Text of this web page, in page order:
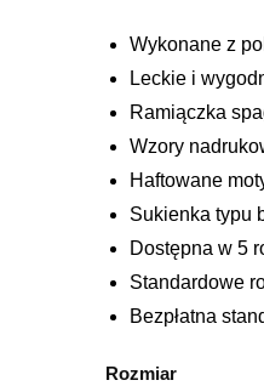
Wykonane z
Leckie i
Ramiączka
Wzory
Haftowane
Sukienka typu
Dostępna w 5
Standardowe
Bezpłatna
Rozmiar